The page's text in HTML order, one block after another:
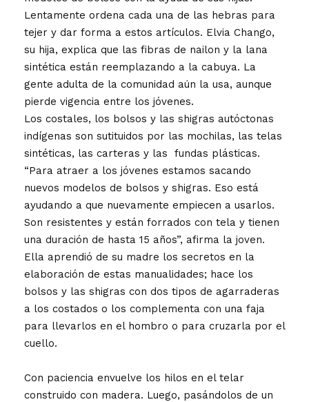
Lentamente ordena cada una de las hebras para
tejer y dar forma a estos artículos. Elvia Chango,
su hija, explica que las fibras de nailon y la lana
sintética están reemplazando a la cabuya. La
gente adulta de la comunidad aún la usa, aunque
pierde vigencia entre los jóvenes.
Los costales, los bolsos y las shigras autóctonas
indígenas son sutituidos por las mochilas, las telas
sintéticas, las carteras y las fundas plásticas.
“Para atraer a los jóvenes estamos sacando
nuevos modelos de bolsos y shigras. Eso está
ayudando a que nuevamente empiecen a usarlos.
Son resistentes y están forrados con tela y tienen
una duración de hasta 15 años”, afirma la joven.
Ella aprendió de su madre los secretos en la
elaboración de estas manualidades; hace los
bolsos y las shigras con dos tipos de agarraderas
a los costados o los complementa con una faja
para llevarlos en el hombro o para cruzarla por el
cuello.
Con paciencia envuelve los hilos en el telar
construido con madera. Luego, pasándolos de un